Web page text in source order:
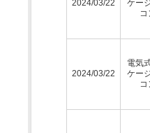
2024/03/22
ケー
コ
2024/03/22
電気
ケー
コ